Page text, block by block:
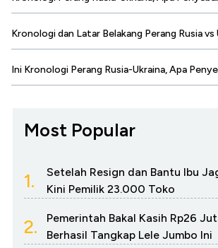
Kronologi dan Latar Belakang Perang Rusia vs
Ini Kronologi Perang Rusia-Ukraina, Apa
Most Popular
1.
Setelah Resign dan Bantu Ibu
Kini Pemilik 23.000 Toko
2.
Pemerintah Bakal Kasih Rp26
Berhasil Tangkap Lele Jumbo Ini